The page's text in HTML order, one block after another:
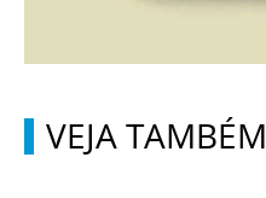
VEJA TAMBÉM